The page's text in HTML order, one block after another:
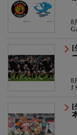
8
[
8
J
[